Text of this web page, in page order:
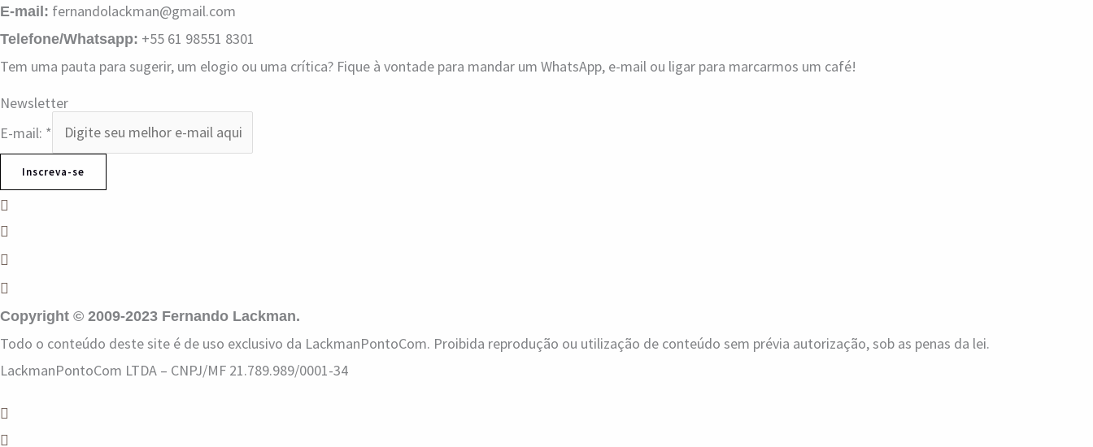
E-mail: fernandolackman@gmail.com
Telefone/Whatsapp: +55 61 98551 8301
Tem uma pauta para sugerir, um elogio ou uma crítica? Fique à vontade para mandar um WhatsApp, e-mail ou ligar para marcarmos um café!
Newsletter
E-mail: *
Inscreva-se
Copyright © 2009-2023 Fernando Lackman.
Todo o conteúdo deste site é de uso exclusivo da LackmanPontoCom. Proibida reprodução ou utilização de conteúdo sem prévia autorização, sob as penas da lei.
LackmanPontoCom LTDA – CNPJ/MF 21.789.989/0001-34